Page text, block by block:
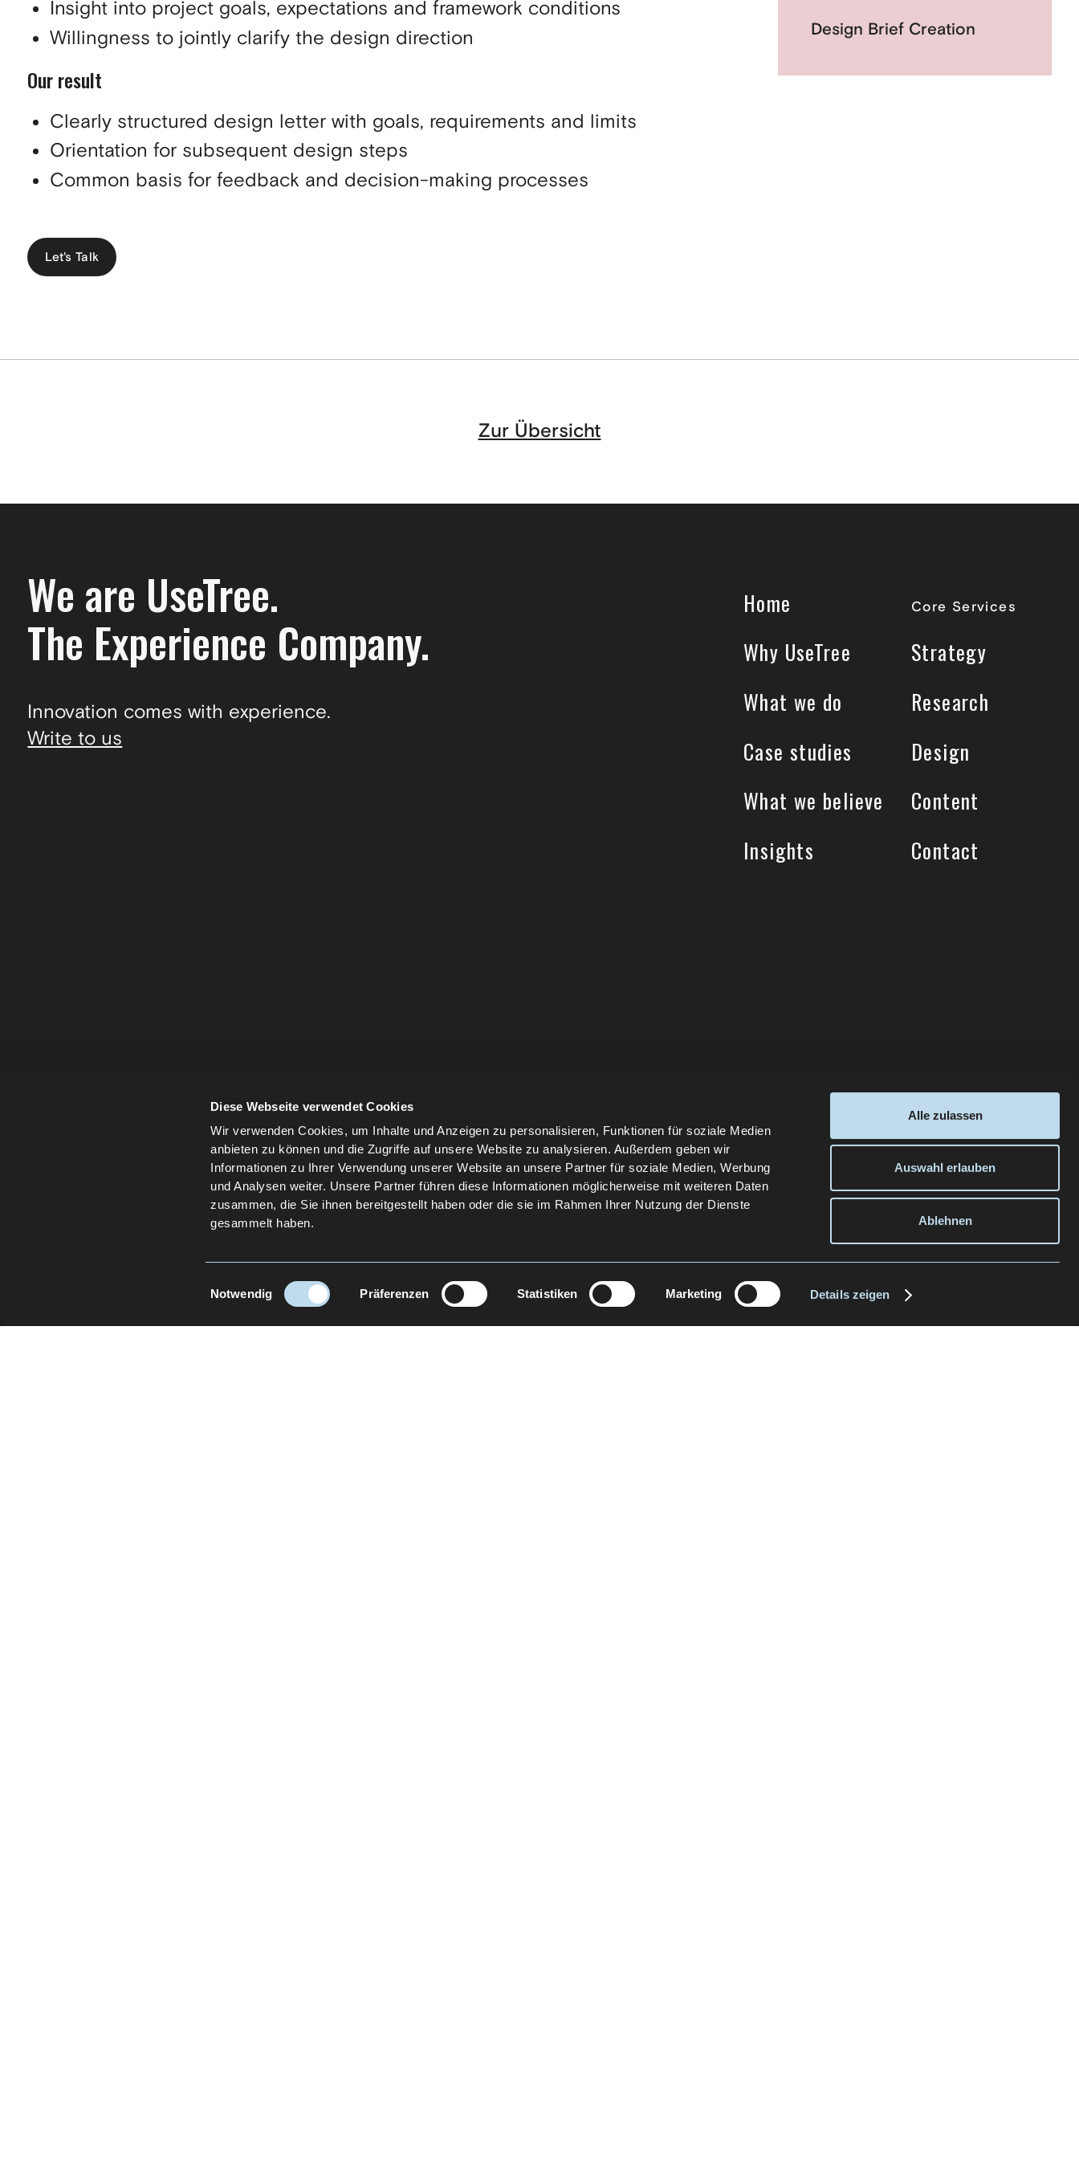
Diese Webseite verwendet Cookies
Wir verwenden Cookies, um Inhalte und Anzeigen zu personalisieren, Funktionen für soziale Medien
anbieten zu können und die Zugriffe auf unsere Website zu analysieren. Außerdem geben wir
Informationen zu Ihrer Verwendung unserer Website an unsere Partner für soziale Medien, Werbung
und Analysen weiter. Unsere Partner führen diese Informationen möglicherweise mit weiteren Daten
zusammen, die Sie ihnen bereitgestellt haben oder die sie im Rahmen Ihrer Nutzung der Dienste
gesammelt haben.
Einwilligungsauswahl
Notwendig Präferenzen Statistiken Marketing Details zeigen
Alle zulassen
Auswahl erlauben
Ablehnen
Insight into project goals, expectations and framework conditions
Willingness to jointly clarify the design direction
Our result
Clearly structured design letter with goals, requirements and limits
Orientation for subsequent design steps
Common basis for feedback and decision-making processes
Let's Talk
Design Brief Creation
Zur Übersicht
We are UseTree.
The Experience Company.
Innovation comes with experience.
Write to us
Home
Why UseTree
What we do
Case studies
What we believe
Insights
Core Services
Strategy
Research
Design
Content
Contact